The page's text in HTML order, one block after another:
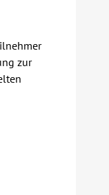
zur